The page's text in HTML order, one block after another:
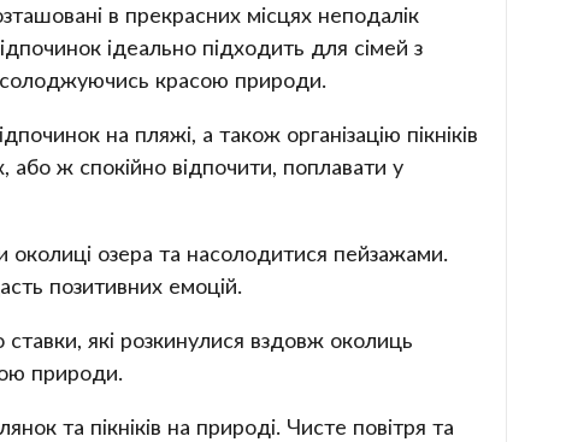
в прекрасних місцях неподалік
ідеально підходить для сімей з
красою природи.
на пляжі, а також організацію пікніків
ж спокійно відпочити, поплавати у
озера та насолодитися пейзажами.
позитивних емоцій.
які розкинулися вздовж околиць
природи.
та пікніків на природі. Чисте повітря та